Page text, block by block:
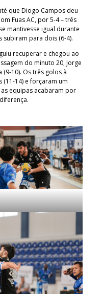
que Diogo Campos deu
Fuas AC, por 5-4 – três
mantivesse igual durante
subiram para dois (6-4).
recuperar e chegou ao
do minuto 20, Jorge
10). Os três golos à
14) e forçaram um
equipas acabaram por